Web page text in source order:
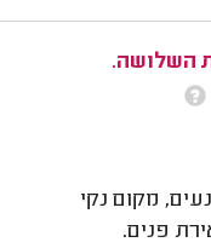
השלושה.
מקום נקי
פנים.